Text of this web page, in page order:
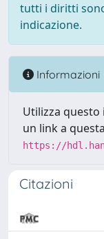
tutti i diritti
indicazione.
Informazioni
Utilizza
un link a
https://
Citazioni